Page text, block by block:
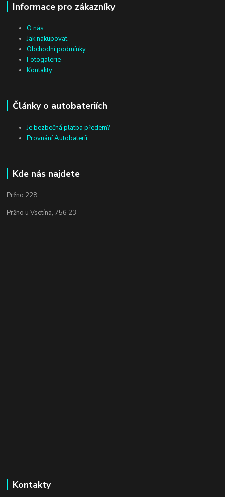
Informace pro zákazníky
O nás
Jak nakupovat
Obchodní podmínky
Fotogalerie
Kontakty
Články o autobateriích
Je bezbečná platba předem?
Provnání Autobateríí
Kde nás najdete
Pržno 228
Pržno u Vsetína, 756 23
Kontakty